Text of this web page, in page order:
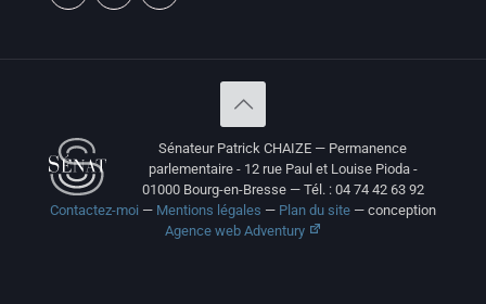
Sénateur Patrick CHAIZE — Permanence
parlementaire - 12 rue Paul et Louise Pioda -
01000 Bourg-en-Bresse — Tél. : 04 74 42 63 92
Contactez-moi — Mentions légales — Plan du site — conception
Agence web Adventury